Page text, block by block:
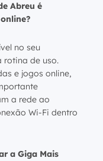
Abreu é
no seu
rotina de uso.
e jogos online,
a rede ao
Wi-Fi dentro
a Giga Mais